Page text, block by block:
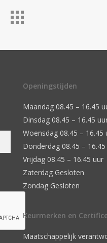
Openingstijden
Maandag 08.45 – 16.45
Dinsdag 08.45 – 16.45
Woensdag 08.45 – 16.45
Donderdag 08.45 –
Vrijdag 08.45 – 16.45 uur
Zaterdag Gesloten
Zondag Gesloten
Keurmerken en
Maatschappelijk